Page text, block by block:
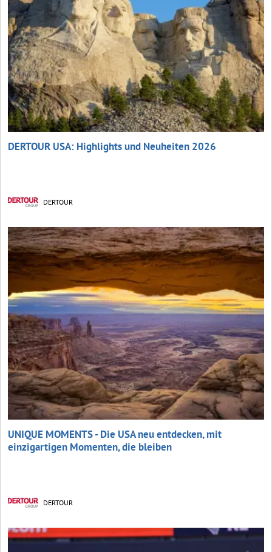
DERTOUR USA: Highlights und Neuheiten 2026
DERTOUR
UNIQUE MOMENTS - Die USA neu entdecken, mit
einzigartigen Momenten, die bleiben
DERTOUR